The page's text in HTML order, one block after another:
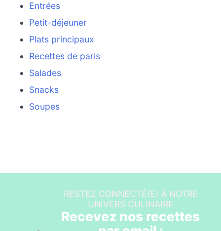
Entrées
Petit-déjeuner
Plats principaux
Recettes de paris
Salades
Snacks
Soupes
RESTEZ CONNECTÉ(E) À NOTRE
UNIVERS CULINAIRE
Recevez nos recettes